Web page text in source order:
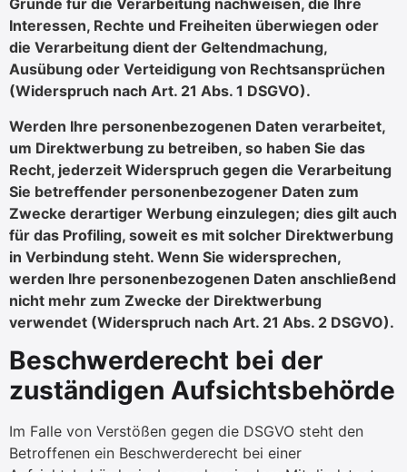
Gründe für die Verarbeitung nachweisen, die Ihre
Interessen, Rechte und Freiheiten überwiegen oder
die Verarbeitung dient der Geltendmachung,
Ausübung oder Verteidigung von Rechtsansprüchen
(Widerspruch nach Art. 21 Abs. 1 DSGVO).
Werden Ihre personenbezogenen Daten verarbeitet,
um Direktwerbung zu betreiben, so haben Sie das
Recht, jederzeit Widerspruch gegen die Verarbeitung
Sie betreffender personenbezogener Daten zum
Zwecke derartiger Werbung einzulegen; dies gilt auch
für das Profiling, soweit es mit solcher Direktwerbung
in Verbindung steht. Wenn Sie widersprechen,
werden Ihre personenbezogenen Daten anschließend
nicht mehr zum Zwecke der Direktwerbung
verwendet (Widerspruch nach Art. 21 Abs. 2 DSGVO).
Beschwerderecht bei der
zuständigen Aufsichtsbehörde
Im Falle von Verstößen gegen die DSGVO steht den
Betroffenen ein Beschwerderecht bei einer